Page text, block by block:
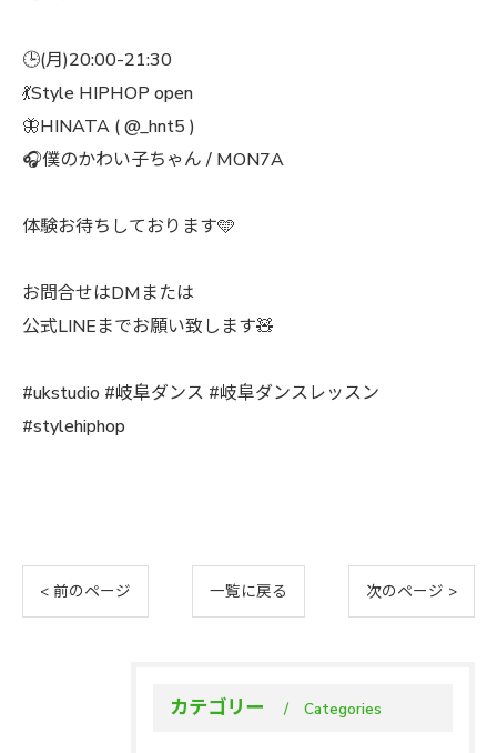
🕒(月)20:00-21:30
💃Style HIPHOP open
🦋HINATA ( @_hnt5 )
🎧僕のかわい子ちゃん / MON7A
体験お待ちしております🩵
お問合せはDMまたは
公式LINEまでお願い致します🧸
#ukstudio #岐阜ダンス #岐阜ダンスレッスン
#stylehiphop
< 前のページ 一覧に戻る 次のページ >
カテゴリー Categories